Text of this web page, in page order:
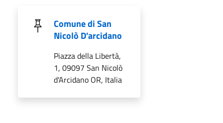
Comune di San
Nicolò D'arcidano
Piazza della Libertà,
1, 09097 San Nicolò
d'Arcidano OR, Italia